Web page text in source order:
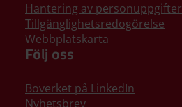
Hantering av personuppgifter
Tillgänglighetsredogörelse
Webbplatskarta
Följ oss
Boverket på LinkedIn
Nyhetsbrev